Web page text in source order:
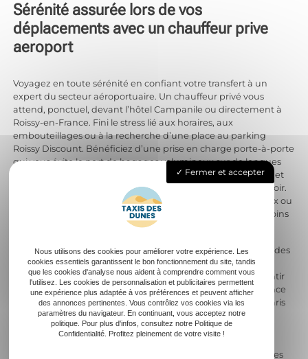
Sérénité assurée lors de vos
déplacements avec un chauffeur prive
aeroport
Voyagez en toute sérénité en confiant votre transfert à un
expert du secteur aéroportuaire. Un chauffeur privé vous
attend, ponctuel, devant l’hôtel Campanile ou directement à
Roissy-en-France. Fini le stress lié aux horaires, aux
embouteillages ou à la recherche d’une place au parking
Roissy Discount. Bénéficiez d’une prise en charge porte-à-porte
qui vous évite le port de bagages volumineux sur de longues
distances. Le transfert s’effectue de manière directe, rapide et
confortable, que votre avion décolle tôt le matin ou tard le soir.
Qu’il s’agisse de Paris Charles De Gaulle, Orly, du Parc Astérix ou
de Disneyland Paris, chaque trajet s’organise selon vos besoins
Le professionnel anticipe les difficultés, surveille les horaires des
vols, ajuste ses services en cas d’arrivée tardive ou de retard
d’avion. Réservez votre chauffeur prive aeroport pour garantir
une assistance dédiée, 24h/24, même lors des pics d’affluence
liés aux millions de passagers transitant par l’aéroport de Paris
chaque année. Votre chauffeur assure la discrétion, la
convivialité et la sécurité tout au long du transfert. Confiez
interlocuteur unique, expert des trajets entre la capitale et les
Fermer et accepter
Nous utilisons des cookies pour améliorer votre expérience. Les
cookies essentiels garantissent le bon fonctionnement du site, tandis
que les cookies d'analyse nous aident à comprendre comment vous
l'utilisez. Les cookies de personnalisation et publicitaires permettent
une expérience plus adaptée à vos préférences et peuvent afficher
des annonces pertinentes. Vous contrôlez vos cookies via les
paramètres du navigateur. En continuant, vous acceptez notre
politique. Pour plus d'infos, consultez notre Politique de
Confidentialité. Profitez pleinement de votre visite !